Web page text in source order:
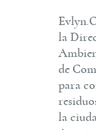
la
de
para
la